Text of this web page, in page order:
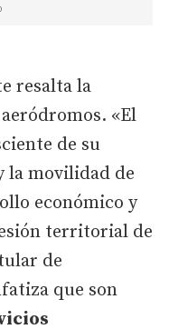
resalta la
«El
de su
la movilidad de
económico y
territorial de
de
que son